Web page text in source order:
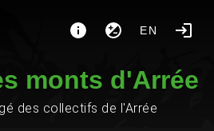
EN
monts d'Arrée
des collectifs de l'Arrée